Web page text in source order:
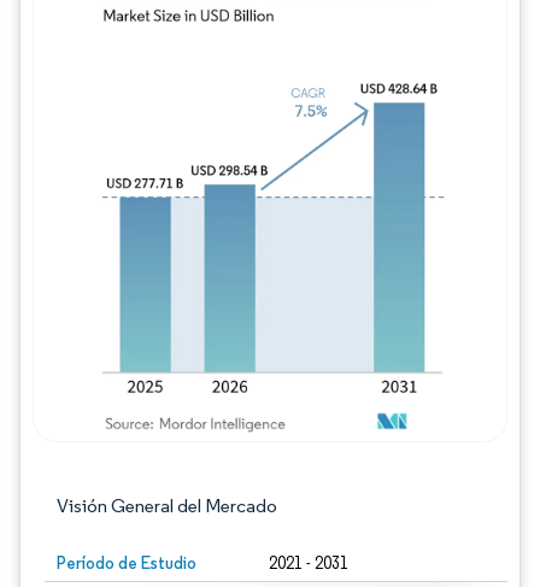
Visión General del Mercado
Período de Estudio 2021 - 2031